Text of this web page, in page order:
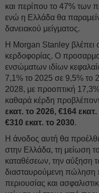
και περίπου το 47%
ενώ η Ελλάδα θα
δανειακού μείγματος.
Η Morgan Stanley βλέπει
κερδοφορίας. Ο
ενσώματων ιδίων
7,1% το 2025 σε 9,5% το
2028, με προοπτική
καθαρά κέρδη
εκατ. το 2026, €164
€310 εκατ. το 2030.
Η άνοδος αυτή θα
στην Ελλάδα, τη μείωση
καταθέσεων, την αύξηση
διασταυρούμενη πώληση
περιουσίας και